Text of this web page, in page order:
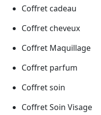
Coffret cadeau
Coffret cheveux
Coffret Maquillage
Coffret parfum
Coffret soin
Coffret Soin Visage